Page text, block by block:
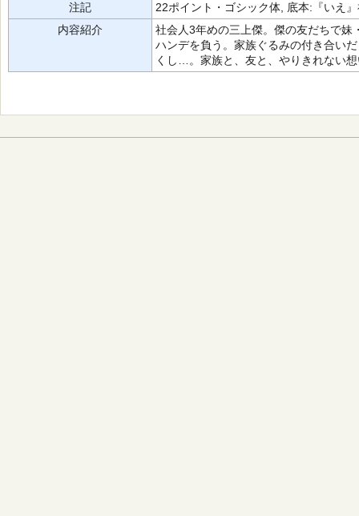
注記
22ポイント・ゴシック体, 底本:『いえ
内容紹介
社会人3年めの三上傑。傑の友だちで
ハンデを負う。家族ぐるみの付き合い
くし…。家族と、友と、やりきれない